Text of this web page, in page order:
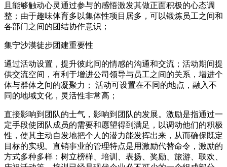
且能够触动心灵通过参与的感悟激发其做正面积极的心态调
整；由于趣味体育多以集体性项目居多，可以锻炼员工之间和
各部门之间的团结协作意识；
集宁沙漠徒步团建重要性
通过活动设置，提升彼此间的情感的沟通和交流；活动期间提
供交流空间，有利于增进公司领导与员工之间的关系，增进个
体与群体之间的凝聚力； 活动可设置在不同的地点，融入不
同的地域文化，灵活性非常高；
直接影响到团队的士气，影响到团队的发展。激励是指通过一
定手段使团队成员的需要和愿望得到满足，以调动他们的积极
性，使其主动自发地把个人的潜力能发挥出来，从而确保既定
目标的实现。直销事业的管理特点是用激励代替命令，激励的
方式多种多样：树立榜样、培训、表扬、奖励、旅游、联欢、